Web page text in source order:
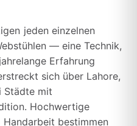
jeden einzelnen
— eine Technik,
Erfahrung
sich über Lahore,
Städte mit
Hochwertige
bestimmen